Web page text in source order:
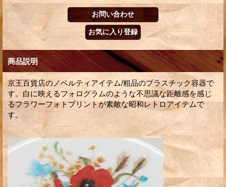
商品説明
京王百貨店のノベルティアイテム/粗品のプラスチック容器で
す。白に映えるフォログラムのような不思議な距離感を感じ
るフラワーフォトプリントが素敵な昭和レトロアイテムで
す。